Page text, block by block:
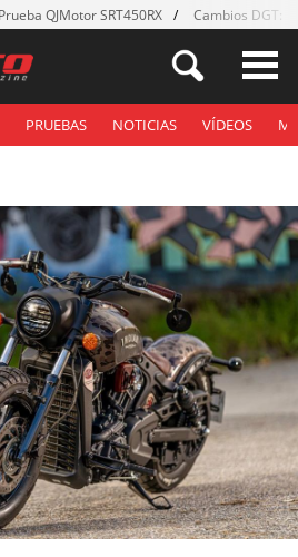
Prueba QJMotor SRT450RX Cambios DGT:
PRUEBAS NOTICIAS VÍDEOS